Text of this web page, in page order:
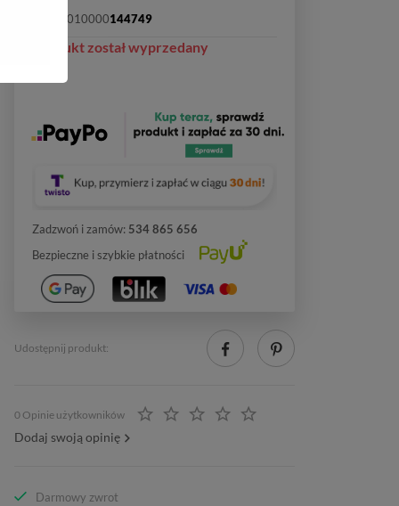
2010000144749
Produkt został wyprzedany
Zadzwoń i zamów: 534 865 656
Bezpieczne i szybkie płatności
Udostępnij produkt:
0 Opinie użytkowników
Dodaj swoją opinię
Darmowy zwrot